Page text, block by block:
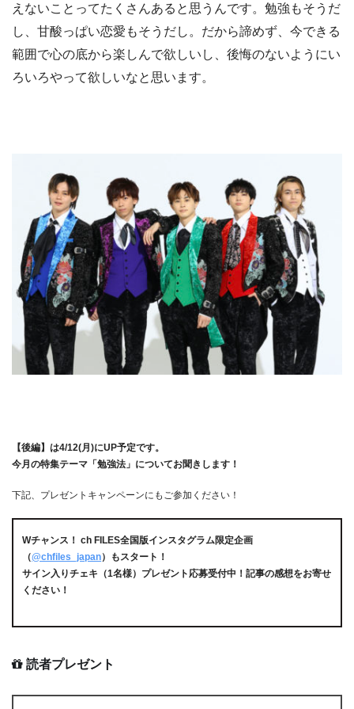
えないことってたくさんあると思うんです。勉強もそうだ
し、甘酸っぱい恋愛もそうだし。だから諦めず、今できる
範囲で心の底から楽しんで欲しいし、後悔のないようにい
ろいろやって欲しいなと思います。
【後編】は4/12(月)にUP予定です。
今月の特集テーマ「勉強法」についてお聞きします！
下記、プレゼントキャンペーンにもご参加ください！
Wチャンス！ ch FILES全国版インスタグラム限定企画
（@chfiles_japan）もスタート！
サイン入りチェキ（1名様）プレゼント応募受付中！記事の感想をお寄せ
ください！
読者プレゼント